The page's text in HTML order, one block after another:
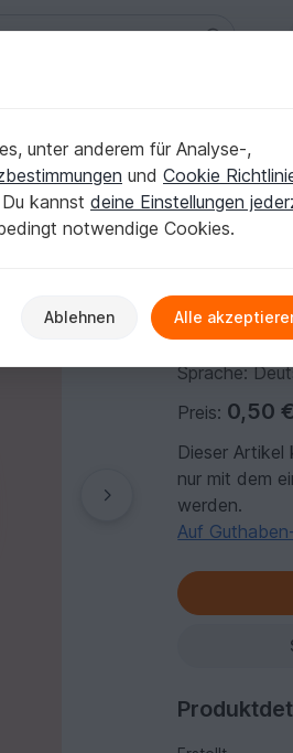
Du kannst
der Zahlung
Autor:
Sprache:
Preis: 0,50 €
Dieser
nur mit dem
werden.
Auf
unter anderem für Analyse-,
und Cookie
kannst deine Einstellungen
notwendige Cookies.
Ablehnen Alle